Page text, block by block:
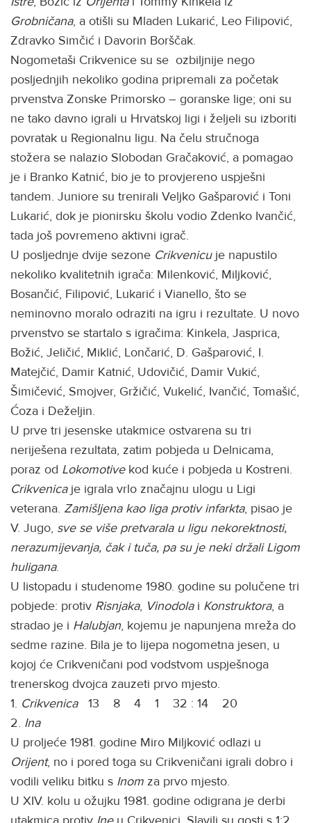
Grobničana, a otišli su Mladen Lukarić, Leo Filipović,
Zdravko Simčić i Davorin Borščak.
Nogometaši Crikvenice su se ozbiljnije nego
posljednjih nekoliko godina pripremali za početak
prvenstva Zonske Primorsko – goranske lige; oni su
ne tako davno igrali u Hrvatskoj ligi i željeli su izboriti
povratak u Regionalnu ligu. Na čelu stručnoga
stožera se nalazio Slobodan Gračaković, a pomagao
je i Branko Katnić, bio je to provjereno uspješni
tandem. Juniore su trenirali Veljko Gašparović i Toni
Lukarić, dok je pionirsku školu vodio Zdenko Ivančić,
tada još povremeno aktivni igrač.
U posljednje dvije sezone Crikvenicuje napustilo
nekoliko kvalitetnih igrača: Milenković, Miljković,
Bosančić, Filipović, Lukarić i Vianello, što se
neminovno moralo odraziti na igru i rezultate. U novo
prvenstvo se startalo s igračima: Kinkela, Jasprica,
Božić, Jeličić, Miklić, Lončarić, D. Gašparović, I.
Matejčić, Damir Katnić, Udovičić, Damir Vukić,
Šimičević, Smojver, Gržičić, Vukelić, Ivančić, Tomašić,
Ćoza i Deželjin.
U prve tri jesenske utakmice ostvarena su tri
neriješena rezultata, zatim pobjeda u Delnicama,
poraz od Lokomotivekod kuće i pobjeda u Kostreni.
Crikvenicaje igrala vrlo značajnu ulogu u Ligi
veterana. Zamišljena kao liga protiv infarkta, pisao je
V. Jugo, sve se više pretvarala u ligu nekorektnosti,
nerazumijevanja, čak i tuča, pa su je neki držali Ligom
huligana.
U listopadu i studenome 1980. godine su polučene tri
pobjede: protiv Risnjaka, Vinodolai Konstruktora, a
stradao je i Halubjan, kojemu je napunjena mreža do
sedme razine. Bila je to lijepa nogometna jesen, u
kojoj će Crikveničani pod vodstvom uspješnoga
trenerskog dvojca zauzeti prvo mjesto.
1. Crikvenica
13 8 4 1 32 : 14 20
2. Ina
U proljeće 1981. godine Miro Miljković odlazi u
Orijent, no i pored toga su Crikveničani igrali dobro i
vodili veliku bitku s Inom za prvo mjesto.
U XIV. kolu u ožujku 1981. godine odigrana je derbi